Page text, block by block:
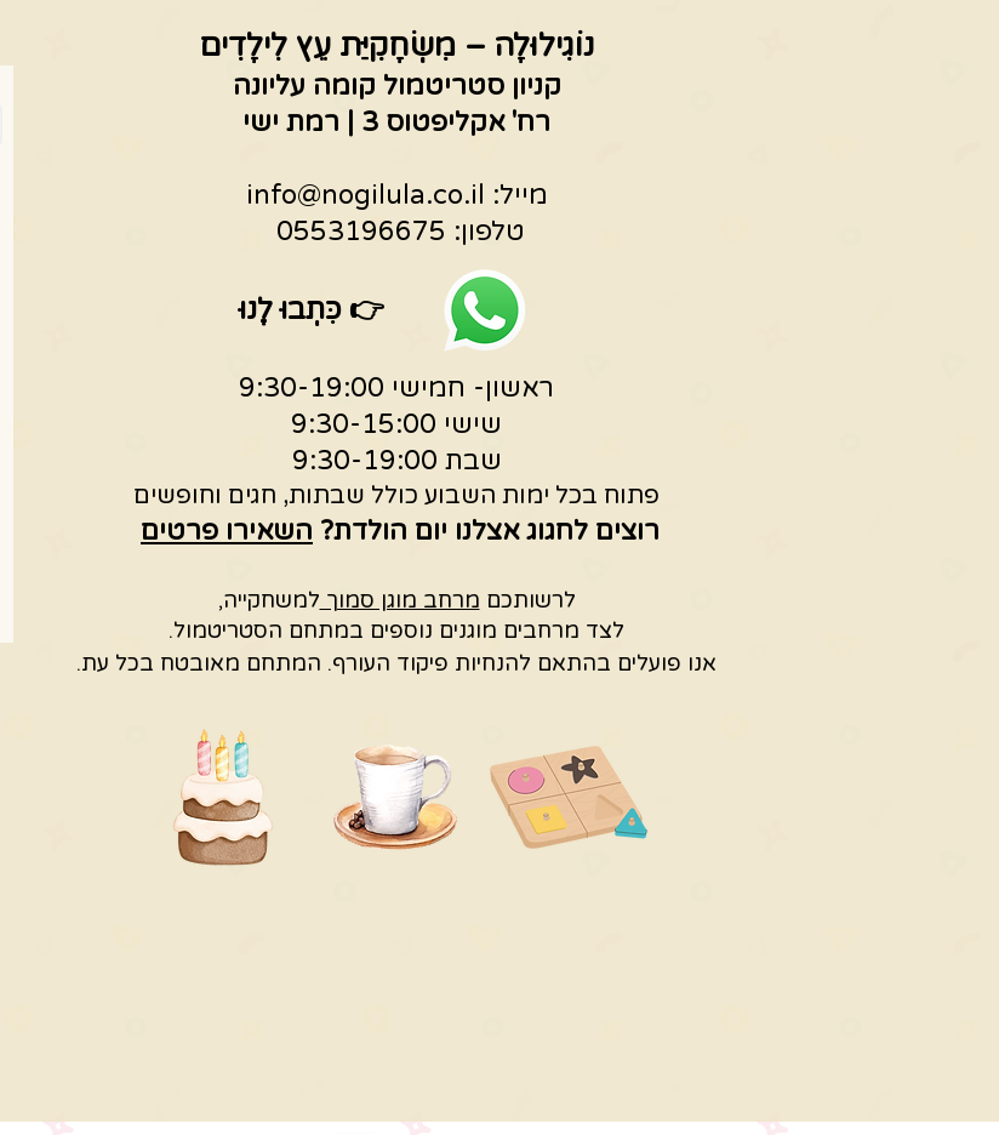
נוֹגִילוּלָה – מִשְׂחָקִיַּת עֵץ לִילָדִים
קניון סטריטמול קומה עליונה
רח' אקליפטוס 3 | רמת ישי
מייל: info@nogilula.co.il
טלפון: 0553196675
ראשון- חמישי 9:30-19:00
שישי 9:30-15:00
שבת 9:30-19:00
פתוח בכל ימות השבוע כולל שבתות, חגים וחופשים
רוצים לחגוג אצלנו יום הולדת? השאירו פרטים
לרשותכם מרחב מוגן סמוך למשחקייה,
לצד מרחבים מוגנים נוספים במתחם הסטריטמול.
אנו פועלים בהתאם להנחיות פיקוד העורף. המתחם מאובטח בכל עת.
👉כִּתְבוּ לָנוּ